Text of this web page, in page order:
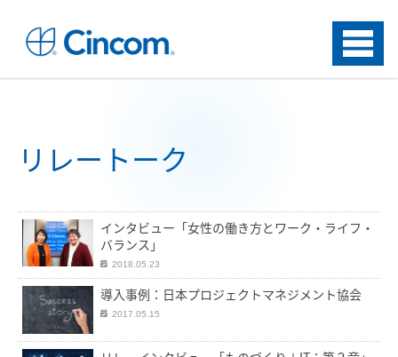
Menu
リレートーク
インタビュー「女性の働き方とワーク・ライフ・
バランス」
2018.05.23
導入事例：日本プロジェクトマネジメント協会
2017.05.15